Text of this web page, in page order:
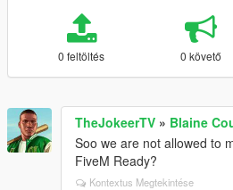
0 feltöltés 0 követő
TheJokeerTV » Blaine
Soo we are not allowed to
FiveM Ready?
Kontextus Megtekintése